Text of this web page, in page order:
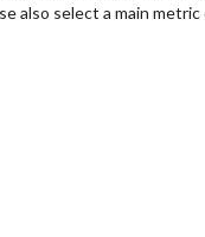
also select a main